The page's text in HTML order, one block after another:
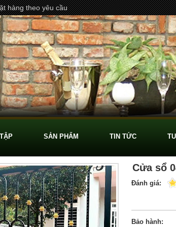
hàng theo yêu cầu
SẢN PHẨM TIN TỨC
Cửa sổ
Đánh giá:
Bảo hành: